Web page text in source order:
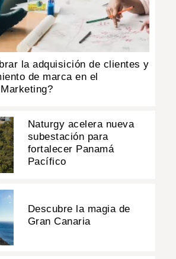
la adquisición de clientes y
de marca en el
Naturgy acelera nueva
subestación para
fortalecer Panamá
Pacífico
Descubre la magia de
Gran Canaria